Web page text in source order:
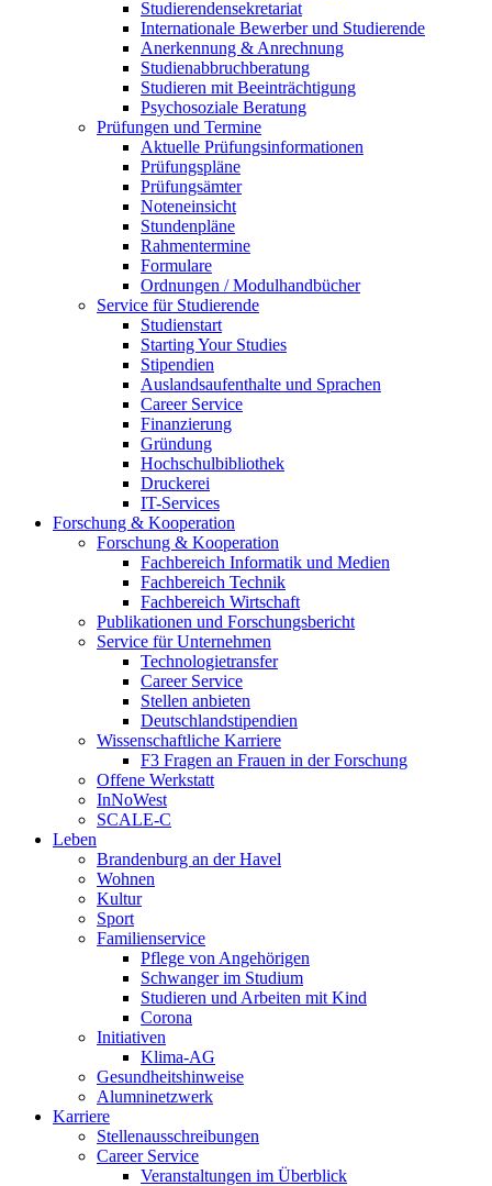
Studierendensekretariat
Internationale Bewerber und Studierende
Anerkennung & Anrechnung
Studienabbruchberatung
Studieren mit Beeinträchtigung
Psychosoziale Beratung
Prüfungen und Termine
Aktuelle Prüfungsinformationen
Prüfungspläne
Prüfungsämter
Noteneinsicht
Stundenpläne
Rahmentermine
Formulare
Ordnungen / Modulhandbücher
Service für Studierende
Studienstart
Starting Your Studies
Stipendien
Auslandsaufenthalte und Sprachen
Career Service
Finanzierung
Gründung
Hochschulbibliothek
Druckerei
IT-Services
Forschung & Kooperation
Forschung & Kooperation
Fachbereich Informatik und Medien
Fachbereich Technik
Fachbereich Wirtschaft
Publikationen und Forschungsbericht
Service für Unternehmen
Technologietransfer
Career Service
Stellen anbieten
Deutschlandstipendien
Wissenschaftliche Karriere
F3 Fragen an Frauen in der Forschung
Offene Werkstatt
InNoWest
SCALE-C
Leben
Brandenburg an der Havel
Wohnen
Kultur
Sport
Familienservice
Pflege von Angehörigen
Schwanger im Studium
Studieren und Arbeiten mit Kind
Corona
Initiativen
Klima-AG
Gesundheitshinweise
Alumninetzwerk
Karriere
Stellenausschreibungen
Career Service
Veranstaltungen im Überblick